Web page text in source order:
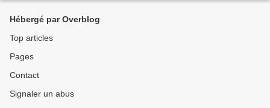
Hébergé par Overblog
Top articles
Pages
Contact
Signaler un abus